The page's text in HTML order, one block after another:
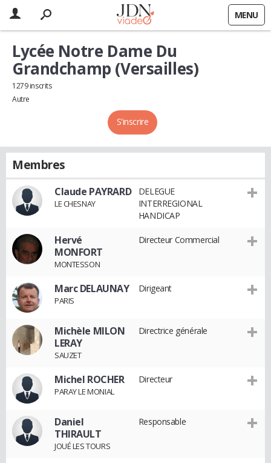
MENU
S'inscrire
Lycée Notre Dame Du
Grandchamp (Versailles)
1279 inscrits
Autre
Membres
Claude PAYRARD
LE CHESNAY
DELEGUE
INTERREGIONAL
HANDICAP
Hervé
MONFORT
MONTESSON
Directeur Commercial
Marc DELAUNAY
PARIS
Dirigeant
Michèle MILON
LERAY
SAUZET
Directrice générale
Michel ROCHER
PARAY LE MONIAL
Directeur
Daniel
THIRAULT
JOUÉ LES TOURS
Responsable